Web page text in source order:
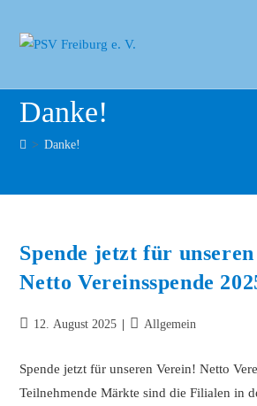
Danke!
> Danke!
Spende jetzt für
Netto Vereinsspende
12. August 2025 Allgemein
Spende jetzt für unseren Verein! Netto
Teilnehmende Märkte sind die Filialen in